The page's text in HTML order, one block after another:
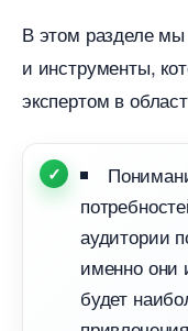
этом разделе мы
и инструменты,
экспертом в
аудитории
именно они
удет